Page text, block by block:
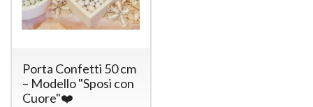
Porta Confetti 50 cm
– Modello "Sposi con
Cuore"❤️